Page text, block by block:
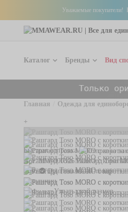
Уважаемые покупатели!
Каталог Бренды Вид
Пояса для кимоно
Штаны для кимоно
Рашгарды
Компрессионные штаны
Компрессионные шорты
Шорты для ММА/Грэпплинга
Тейпы для пальцев
Только оригинальная
Главная Одежда для
+
Быстрая отправка
Арт. MW-000326 Рашгард Toso
Toso
Оригинальный товар
В наличии
Узнать свой размер